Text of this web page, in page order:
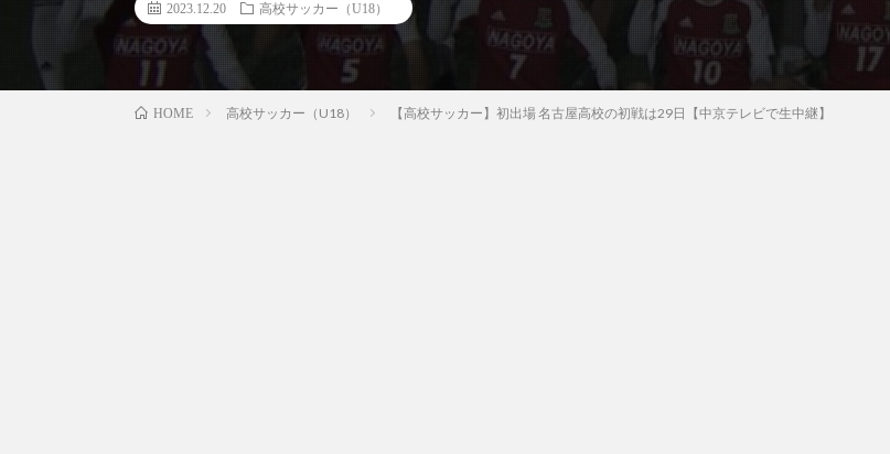
2023.12.20 高校サッカー（U18）
HOME 高校サッカー（U18） 【高校サッカー】初出場 名古屋高校の初戦は29日【中京テレビで生中継】